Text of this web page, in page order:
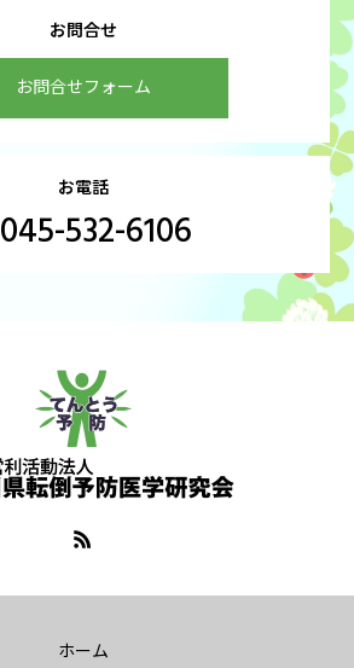
お問合せ
お問合せフォーム
お電話
045-532-6106
ホーム